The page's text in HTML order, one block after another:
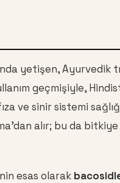
yetişen, Ayurvedik
geçmişiyle,
ve sinir sistemi
alır; bu da
esas olarak